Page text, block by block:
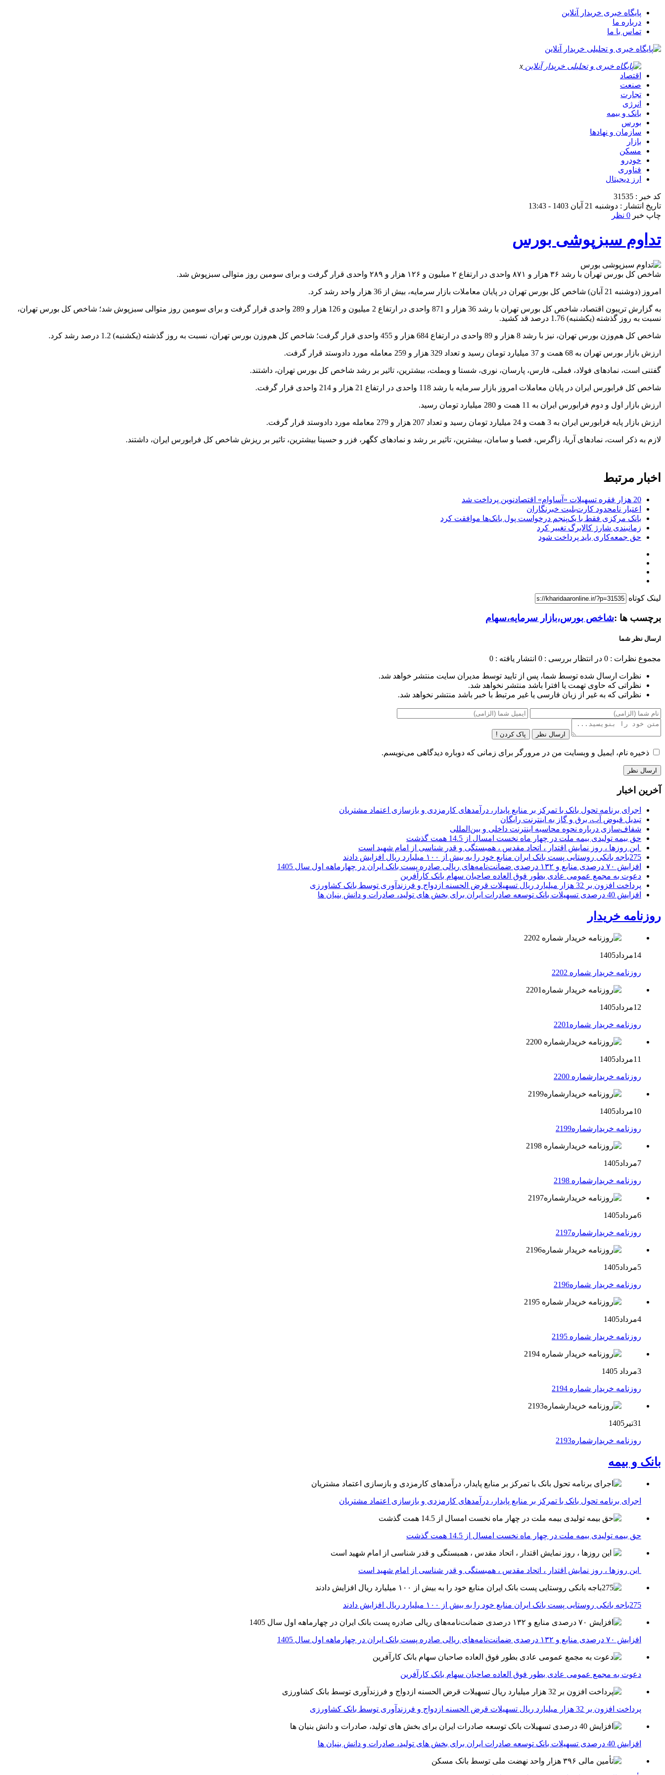
پایگاه خبری خریدار آنلاین
درباره ما
تماس با ما
x
اقتصاد
صنعت
تجارت
انرژی
بانک و بیمه
بورس
سازمان و نهادها
بازار
مسکن
خودرو
فناوری
ارز دیجیتال
کد خبر : 31535
تاریخ انتشار : دوشنبه 21 آبان 1403 - 13:43
چاپ خبر 0 نظر
تداوم سبزپوشی بورس
شاخص کل بورس تهران با رشد ۳۶ هزار و ۸۷۱ واحدی در ارتفاع ۲ میلیون و ۱۲۶ هزار و ۲۸۹ واحدی قرار گرفت و برای سومین روز متوالی سبزپوش شد.
امروز (دوشنبه 21 آبان) شاخص کل بورس تهران در پایان معاملات بازار سرمایه، بیش از 36 هزار واحد رشد کرد.
به گزارش تریبون اقتصاد، شاخص کل بورس تهران با رشد 36 هزار و 871 واحدی در ارتفاع 2 میلیون و 126 هزار و 289 واحدی قرار گرفت و برای سومین روز متوالی سبزپوش شد؛ شاخص کل بورس تهران،
نسبت به روز گذشته (یکشنبه) 1.76 درصد قد کشید.
شاخص کل هم‌وزن بورس تهران، نیز با رشد 8 هزار و 89 واحدی در ارتفاع 684 هزار و 455 واحدی قرار گرفت؛ شاخص کل هم‌وزن بورس تهران، نسبت به روز گذشته (یکشنبه) 1.2 درصد رشد کرد.
ارزش بازار بورس تهران به 68 همت و 37 میلیارد تومان رسید و تعداد 329 هزار و 259 معامله مورد دادوستد قرار گرفت.
گفتنی است، نمادهای فولاد، فملی، فارس، پارسان، نوری، شستا و وبملت، بیشترین، تاثیر بر رشد شاخص کل بورس تهران، داشتند.
شاخص کل فرابورس ایران در پایان معاملات امروز بازار سرمایه با رشد 118 واحدی در ارتفاع 21 هزار و 214 واحدی قرار گرفت.
ارزش بازار اول و دوم فرابورس ایران به 11 همت و 280 میلیارد تومان رسید.
ارزش بازار پایه فرابورس ایران به 3 همت و 24 میلیارد تومان رسید و تعداد 207 هزار و 279 معامله مورد دادوستد قرار گرفت.
لازم به ذکر است، نمادهای آریا، زاگرس، فصبا و سامان، بیشترین، تاثیر بر رشد و نمادهای کگهر، فزر و حسینا بیشترین، تاثیر بر ریزش شاخص کل فرابورس ایران، داشتند.
اخبار مرتبط
20 هزار فقره تسهیلات «آساوام» اقتصادنوین پرداخت شد
اعتبار نامحدود کارت‌بلیت خبرنگاران
بانک مرکزی فقط با یک‌‎پنجم درخواست پول بانک‌ها موافقت کرد
زمانبندی شارژ کالابرگ تغییر کرد
حق جمعه‌کاری باید پرداخت شود
لینک کوتاه
برچسب ها :شاخص بورس،بازار سرمایه،سهام
ارسال نظر شما
مجموع نظرات : 0 در انتظار بررسی : 0 انتشار یافته : 0
نظرات ارسال شده توسط شما، پس از تایید توسط مدیران سایت منتشر خواهد شد.
نظراتی که حاوی تهمت یا افترا باشد منتشر نخواهد شد.
نظراتی که به غیر از زبان فارسی یا غیر مرتبط با خبر باشد منتشر نخواهد شد.
ارسال نظر پاک کردن !
ذخیره نام، ایمیل و وبسایت من در مرورگر برای زمانی که دوباره دیدگاهی می‌نویسم.
آخرین اخبار
اجرای برنامه تحول بانک با تمرکز بر منابع پایدار، درآمدهای کارمزدی و بازسازی اعتماد مشتریان
تبدیل قبوض آب، برق و گاز به اینترنت رایگان
شفاف‌سازی درباره نحوه محاسبه اینترنت داخلی و بین‌المللی
حق بیمه تولیدی بیمه ملت در چهار ماه نخست امسال از 14.5 همت گذشت
این روزها ، روز نمایش اقتدار ، اتحاد مقدس ، همبستگی و قدر شناسی از امام شهید است
275باجه بانکی روستایی پست بانک ایران منابع خود را به بیش از ۱۰۰ میلیارد ریال افزایش دادند
افزایش ۷۰ درصدی منابع و ۱۳۲ درصدی ضمانت‌نامه‌های ریالی صادره پست بانک ایران در چهارماهه اول سال 1405
دعوت به مجمع عمومی عادی بطور فوق العاده صاحبان سهام بانک کارآفرین
پرداخت افزون بر 32 هزار میلیارد ریال تسهیلات قرض الحسنه ازدواج و فرزندآوری توسط بانک کشاورزی
افزایش 40 درصدی تسهیلات بانک توسعه صادرات ایران برای بخش های تولید، صادرات و دانش بنیان ها
روزنامه خریدار
14مرداد1405
روزنامه خریدار شماره 2202
12مرداد1405
روزنامه خریدار شماره2201
11مرداد1405
روزنامه خریدارشماره 2200
10مرداد1405
روزنامه خریدارشماره2199
7مرداد1405
روزنامه خریدارشماره 2198
6مرداد1405
روزنامه خریدارشماره2197
5مرداد1405
روزنامه خریدار شماره2196
4مرداد1405
روزنامه خریدار شماره 2195
3مرداد 1405
روزنامه خریدار شماره 2194
31تیر1405
روزنامه خریدارشماره2193
بانک و بیمه
اجرای برنامه تحول بانک با تمرکز بر منابع پایدار، درآمدهای کارمزدی و بازسازی اعتماد مشتریان
حق بیمه تولیدی بیمه ملت در چهار ماه نخست امسال از 14.5 همت گذشت
این روزها ، روز نمایش اقتدار ، اتحاد مقدس ، همبستگی و قدر شناسی از امام شهید است
275باجه بانکی روستایی پست بانک ایران منابع خود را به بیش از ۱۰۰ میلیارد ریال افزایش دادند
افزایش ۷۰ درصدی منابع و ۱۳۲ درصدی ضمانت‌نامه‌های ریالی صادره پست بانک ایران در چهارماهه اول سال 1405
دعوت به مجمع عمومی عادی بطور فوق العاده صاحبان سهام بانک کارآفرین
پرداخت افزون بر 32 هزار میلیارد ریال تسهیلات قرض الحسنه ازدواج و فرزندآوری توسط بانک کشاورزی
افزایش 40 درصدی تسهیلات بانک توسعه صادرات ایران برای بخش های تولید، صادرات و دانش بنیان ها